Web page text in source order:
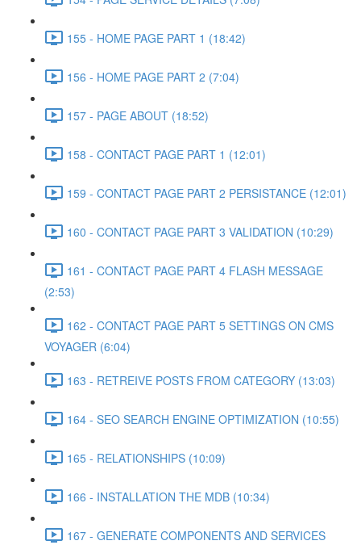
155 - HOME PAGE PART 1 (18:42)
156 - HOME PAGE PART 2 (7:04)
157 - PAGE ABOUT (18:52)
158 - CONTACT PAGE PART 1 (12:01)
159 - CONTACT PAGE PART 2 PERSISTANCE (12:01)
160 - CONTACT PAGE PART 3 VALIDATION (10:29)
161 - CONTACT PAGE PART 4 FLASH MESSAGE
(2:53)
162 - CONTACT PAGE PART 5 SETTINGS ON CMS
VOYAGER (6:04)
163 - RETREIVE POSTS FROM CATEGORY (13:03)
164 - SEO SEARCH ENGINE OPTIMIZATION (10:55)
165 - RELATIONSHIPS (10:09)
166 - INSTALLATION THE MDB (10:34)
167 - GENERATE COMPONENTS AND SERVICES